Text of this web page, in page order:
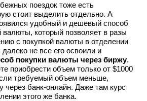
поездок тоже есть
стоит выделить отдельно. А
удобный и дешевый способ
валюты, который позволяет в разы
с покупкой валюты в отделении
не все его освоили и
покупки валюты через биржу.
приобрести объем только от $1000
требуемый объем меньше,
через банк-онлайн. Даже там курс
этого же банка.